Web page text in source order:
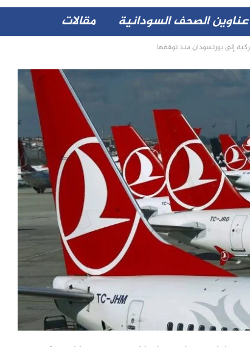
عناوين الصحف السودانية مقالات
إلى بورتسودان منذ توقفها